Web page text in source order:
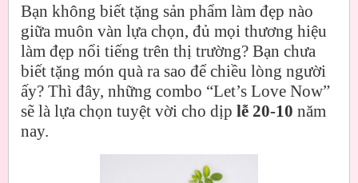
Bạn không biết tặng sản phẩm làm đẹp nào
giữa muôn vàn lựa chọn, đủ mọi thương hiệu
làm đẹp nổi tiếng trên thị trường? Bạn chưa
biết tặng món quà ra sao để chiều lòng người
ấy? Thì đây, những combo “Let’s Love Now”
sẽ là lựa chọn tuyệt vời cho dịp lễ 20-10 năm
nay.